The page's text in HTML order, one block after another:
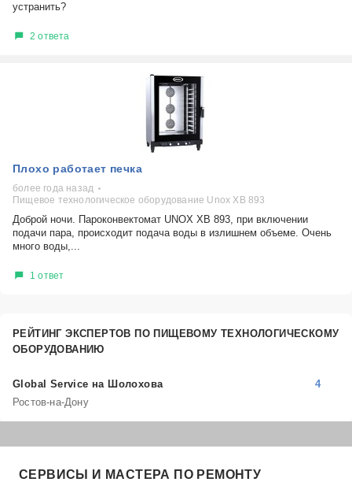
устранить?
2 ответа
Плохо работает печка
более года назад
Пищевое технологическое оборудование Unox XB 893
Доброй ночи. Пароконвектомат UNOX XB 893, при включении
подачи пара, происходит подача воды в излишнем объеме. Очень
много воды,...
1 ответ
РЕЙТИНГ ЭКСПЕРТОВ ПО ПИЩЕВОМУ ТЕХНОЛОГИЧЕСКОМУ
ОБОРУДОВАНИЮ
Global Service на Шолохова
Ростов-на-Дону
4
СЕРВИСЫ И МАСТЕРА ПО РЕМОНТУ